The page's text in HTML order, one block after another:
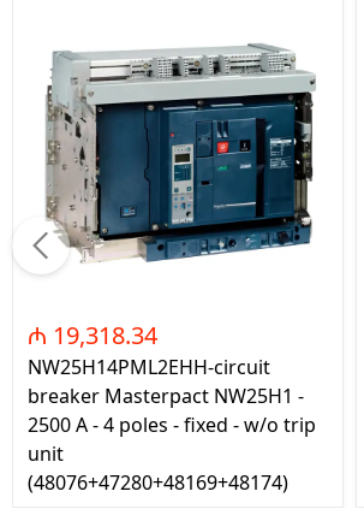
₼ 19,318.34
NW25H14PML2EHH-circuit
breaker Masterpact NW25H1 -
2500 A - 4 poles - fixed - w/o trip
unit
(48076+47280+48169+48174)